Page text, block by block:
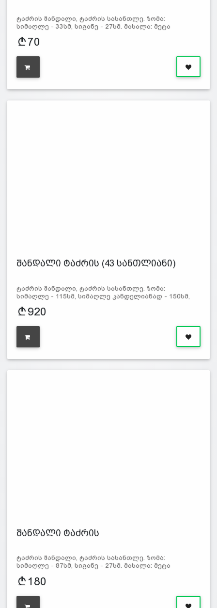
ტაძრის შანდალი, ტაძრის სასანთლე. ზომა:
სიმაღლე - 33სმ, სიგანე - 27სმ. მასალა: მეტა
70
შანდალი ტაძრის (43 სანთლიანი)
ტაძრის შანდალი, ტაძრის სასანთლე. ზომა:
სიმაღლე - 115სმ, სიმაღლე კანდელიანად - 150სმ,
920
შანდალი ტაძრის
ტაძრის შანდალი, ტაძრის სასანთლე. ზომა:
სიმაღლე - 87სმ, სიგანე - 27სმ. მასალა: მეტა
180